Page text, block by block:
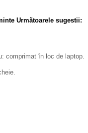
Următoarele sugestii:
comprimat în loc de laptop.